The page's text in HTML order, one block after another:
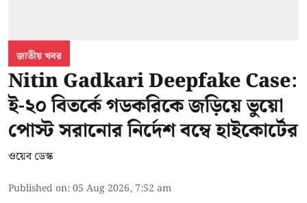
জাতীয় খবর
Nitin Gadkari Deepfake Case:
ই-২০ বিতর্কে গডকরিকে জড়িয়ে ভুয়ো
পোস্ট সরানোর নির্দেশ বম্বে হাইকোর্টের
ওয়েব ডেস্ক
Published on:05 Aug 2026, 7:52 am